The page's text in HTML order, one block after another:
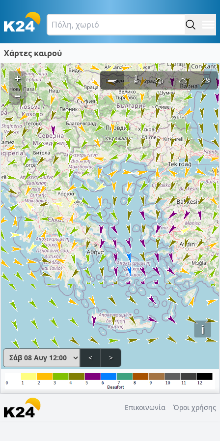
Χάρτες καιρού
i
+
–
< >
Επικοινωνία Όροι χρήσης